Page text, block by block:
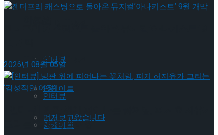
인터뷰
앙케이트
먼저보고왔습니다
Trending Tags
인터뷰
앙케이트
2026년 08월 05일
그리는 ‘감성적인 여정’